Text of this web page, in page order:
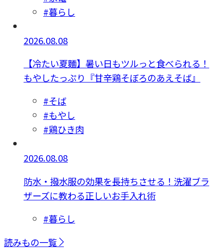
#暮らし
2026.08.08
【冷たい夏麵】暑い日もツルっと食べられる！
もやしたっぷり『甘辛鶏そぼろのあえそば』
#そば
#もやし
#鶏ひき肉
2026.08.08
防水・撥水服の効果を長持ちさせる！洗濯ブラ
ザーズに教わる正しいお手入れ術
#暮らし
読みもの一覧